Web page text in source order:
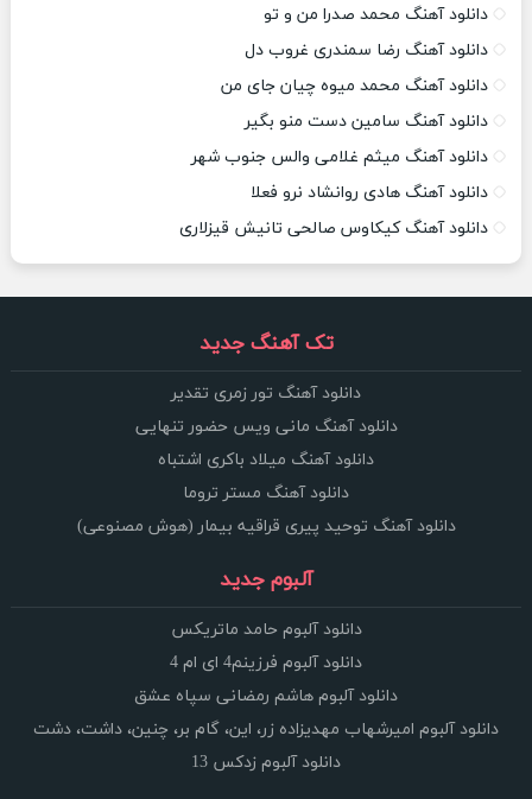
دانلود آهنگ محمد صدرا من و تو
دانلود آهنگ رضا سمندری غروب دل
دانلود آهنگ محمد میوه چیان جای من
دانلود آهنگ سامین دست منو بگیر
دانلود آهنگ میثم غلامی والس جنوب شهر
دانلود آهنگ هادی روانشاد نرو فعلا
دانلود آهنگ کیکاوس صالحی تانیش قیزلاری
تک آهنگ جدید
دانلود آهنگ تور زمری تقدیر
دانلود آهنگ مانی ویس حضور تنهایی
دانلود آهنگ میلاد باکری اشتباه
دانلود آهنگ مستر تروما
دانلود آهنگ توحید پیری قراقیه بیمار (هوش مصنوعی)
آلبوم جدید
دانلود آلبوم حامد ماتریکس
دانلود آلبوم فرزینم4 ای ام 4
دانلود آلبوم هاشم رمضانی سپاه عشق
دانلود آلبوم امیرشهاب مهدیزاده زر، این، گام بر، چنین، داشت، دشت
دانلود آلبوم زدکس 13